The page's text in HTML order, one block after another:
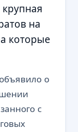
крупная
на
которые
о
с